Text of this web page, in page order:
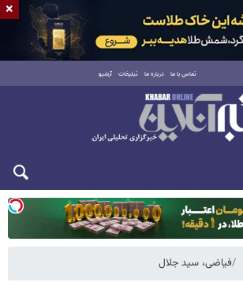
تماس با ما درباره ما تبلیغات آرشیو
دوشنبه ۱۹ مرداد ۱۴۰۵
فیاضی، سید جلال
×